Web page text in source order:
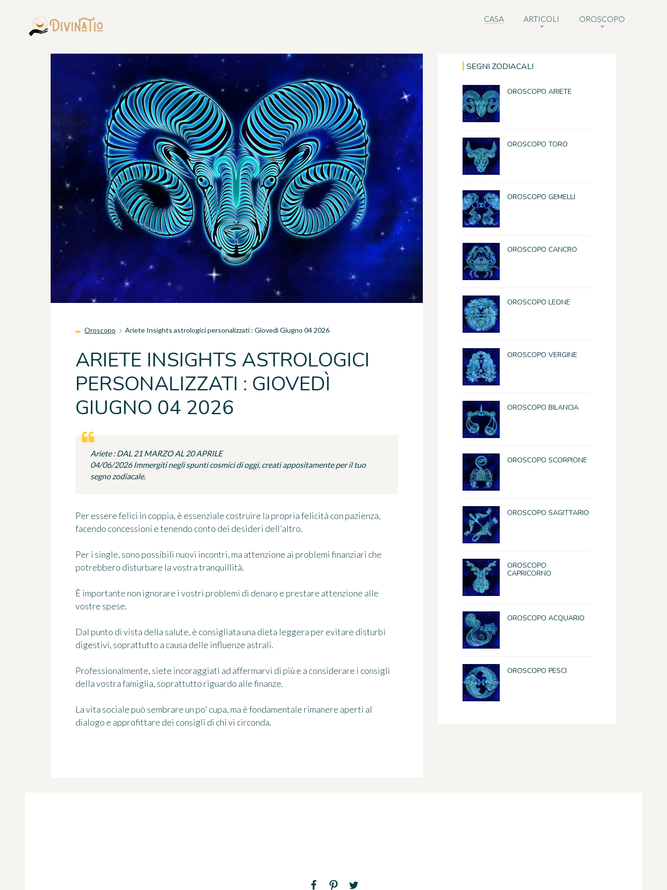
CASA ARTICOLI OROSCOPO
Oroscopo Ariete Insights astrologici personalizzati : Giovedì Giugno 04 2026
ARIETE INSIGHTS ASTROLOGICI
PERSONALIZZATI : GIOVEDÌ
GIUGNO 04 2026
Ariete : DAL 21 MARZO AL 20 APRILE
04/06/2026 Immergiti negli spunti cosmici di oggi, creati appositamente per il tuo
segno zodiacale.
Per essere felici in coppia, è essenziale costruire la propria felicità con pazienza,
facendo concessioni e tenendo conto dei desideri dell'altro.
Per i single, sono possibili nuovi incontri, ma attenzione ai problemi finanziari che
potrebbero disturbare la vostra tranquillità.
È importante non ignorare i vostri problemi di denaro e prestare attenzione alle
vostre spese.
Dal punto di vista della salute, è consigliata una dieta leggera per evitare disturbi
digestivi, soprattutto a causa delle influenze astrali.
Professionalmente, siete incoraggiati ad affermarvi di più e a considerare i consigli
della vostra famiglia, soprattutto riguardo alle finanze.
La vita sociale può sembrare un po' cupa, ma è fondamentale rimanere aperti al
dialogo e approfittare dei consigli di chi vi circonda.
SEGNI ZODIACALI
OROSCOPO ARIETE
OROSCOPO TORO
OROSCOPO GEMELLI
OROSCOPO CANCRO
OROSCOPO LEONE
OROSCOPO VERGINE
OROSCOPO BILANCIA
OROSCOPO SCORPIONE
OROSCOPO SAGITTARIO
OROSCOPO
CAPRICORNO
OROSCOPO ACQUARIO
OROSCOPO PESCI